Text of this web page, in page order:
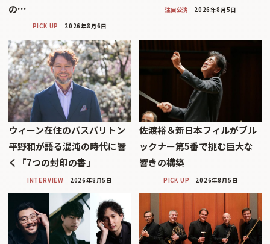
の…
PICK UP 2026年8月6日
注目公演 2026年8月5日
ウィーン在住のバスバリトン
平野和が語る混沌の時代に響
く「7つの封印の書」
INTERVIEW 2026年8月5日
佐渡裕＆新日本フィルがブル
ックナー第5番で挑む巨大な
響きの構築
PICK UP 2026年8月5日